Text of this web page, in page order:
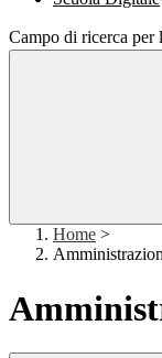
Campo di ricerca per
Home >